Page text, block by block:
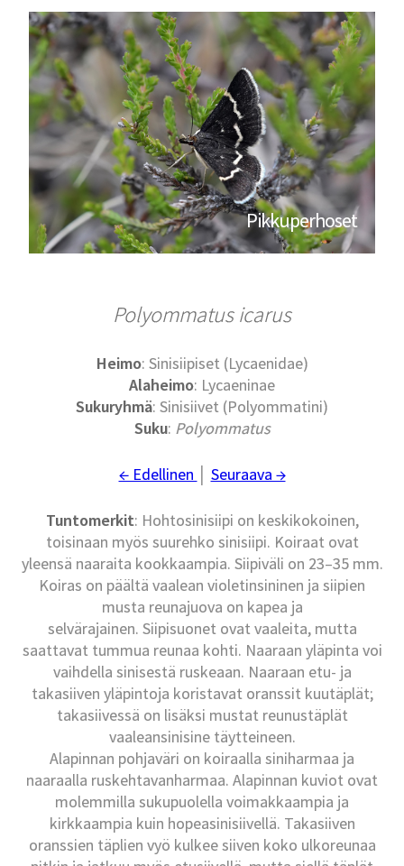
Pikkuperhoset
Polyommatus icarus
Heimo: Sinisiipiset (Lycaenidae)
Alaheimo: Lycaeninae
Sukuryhmä: Sinisiivet (Polyommatini)
Suku: Polyommatus
← Edellinen Seuraava →
Tuntomerkit: Hohtosinisiipi on keskikokoinen,
toisinaan myös suurehko sinisiipi. Koiraat ovat
yleensä naaraita kookkaampia. Siipiväli on 23–35 mm.
Koiras on päältä vaalean violetinsininen ja siipien
musta reunajuova on kapea ja
selvärajainen. Siipisuonet ovat vaaleita, mutta
saattavat tummua reunaa kohti. Naaraan yläpinta voi
vaihdella sinisestä ruskeaan. Naaraan etu- ja
takasiiven yläpintoja koristavat oranssit kuutäplät;
takasiivessä on lisäksi mustat reunustäplät
vaaleansinisine täytteineen.
Alapinnan pohjaväri on koiraalla siniharmaa ja
naaraalla ruskehtavanharmaa. Alapinnan kuviot ovat
molemmilla sukupuolella voimakkaampia ja
kirkkaampia kuin hopeasinisiivellä. Takasiiven
oranssien täplien vyö kulkee siiven koko ulkoreunaa